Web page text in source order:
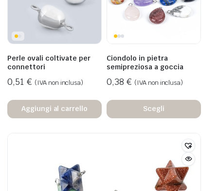
Perle ovali coltivate per
connettori
0,51 € (IVA non inclusa)
Aggiungi al carrello
Ciondolo in pietra
semipreziosa a goccia
0,38 € (IVA non inclusa)
Scegli